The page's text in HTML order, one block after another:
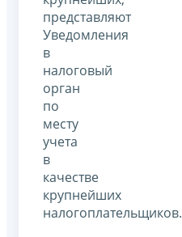
представляют
Уведомления
в
налоговый
орган
по
месту
учета
в
качестве
крупнейших
налогоплательщиков.